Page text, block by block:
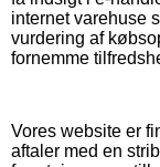
internet varehuse
vurdering af
fornemme
Vores website er
aftaler med en